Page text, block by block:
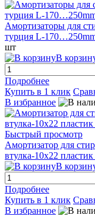
Амортизаторы для
турция L-
шт
В
Подробнее
Купить в 1 клик
В избранное
Быстрый просмотр
Амортизатор для
втулка-10x22
В
Подробнее
Купить в 1 клик
В избранное